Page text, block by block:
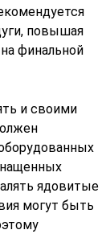
повышая
финальной
и своими
ядовитые
могут быть